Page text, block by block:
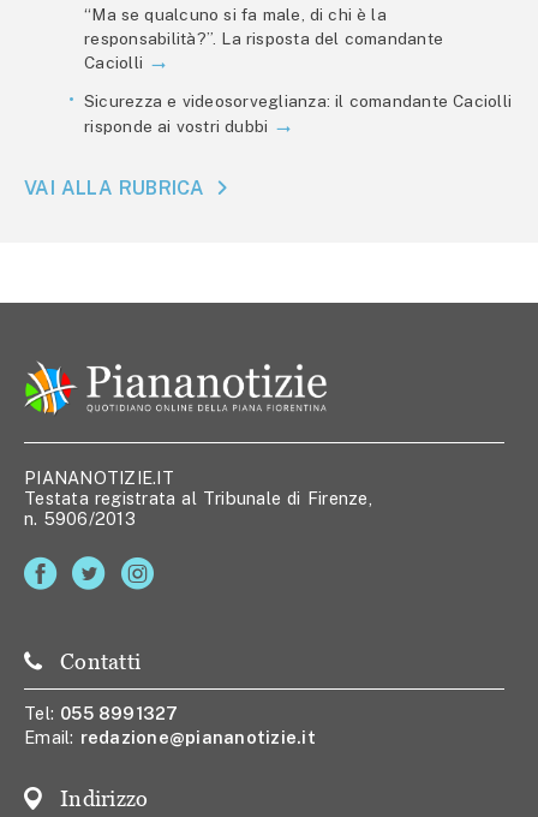
“Ma se qualcuno si fa male, di chi è la
responsabilità?”. La risposta del comandante
Caciolli
Sicurezza e videosorveglianza: il comandante Caciolli
risponde ai vostri dubbi
VAI ALLA RUBRICA
PIANANOTIZIE.IT
Testata registrata al Tribunale di Firenze,
n. 5906/2013
Contatti
Tel: 055 8991327
Email: redazione@piananotizie.it
Indirizzo